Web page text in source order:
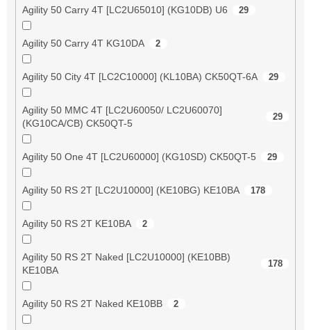
Agility 50 Carry 4T [LC2U65010] (KG10DB) U6 29
Agility 50 Carry 4T KG10DA 2
Agility 50 City 4T [LC2C10000] (KL10BA) CK50QT-6A 29
Agility 50 MMC 4T [LC2U60050/ LC2U60070]
(KG10CA/CB) CK50QT-5
29
Agility 50 One 4T [LC2U60000] (KG10SD) CK50QT-5 29
Agility 50 RS 2T [LC2U10000] (KE10BG) KE10BA 178
Agility 50 RS 2T KE10BA 2
Agility 50 RS 2T Naked [LC2U10000] (KE10BB)
KE10BA
178
Agility 50 RS 2T Naked KE10BB 2